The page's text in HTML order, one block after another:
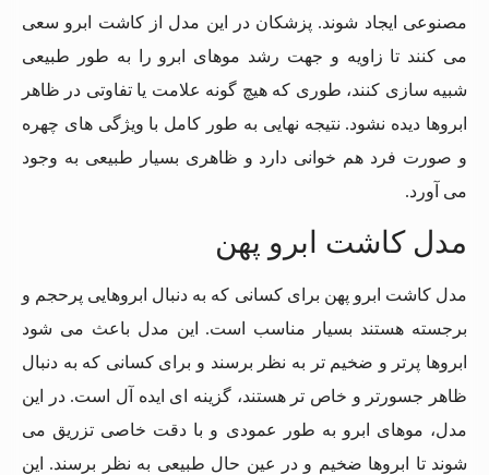
مصنوعی ایجاد شوند. پزشکان در این مدل از کاشت ابرو سعی
می کنند تا زاویه و جهت رشد موهای ابرو را به طور طبیعی
شبیه سازی کنند، طوری که هیچ گونه علامت یا تفاوتی در ظاهر
ابروها دیده نشود. نتیجه نهایی به طور کامل با ویژگی های چهره
و صورت فرد هم خوانی دارد و ظاهری بسیار طبیعی به وجود
می آورد.
مدل کاشت ابرو پهن
مدل کاشت ابرو پهن برای کسانی که به دنبال ابروهایی پرحجم و
برجسته هستند بسیار مناسب است. این مدل باعث می شود
ابروها پرتر و ضخیم تر به نظر برسند و برای کسانی که به دنبال
ظاهر جسورتر و خاص تر هستند، گزینه ای ایده آل است. در این
مدل، موهای ابرو به طور عمودی و با دقت خاصی تزریق می
شوند تا ابروها ضخیم و در عین حال طبیعی به نظر برسند. این